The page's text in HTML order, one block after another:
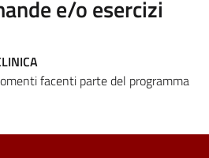
e/o esercizi
facenti parte del programma